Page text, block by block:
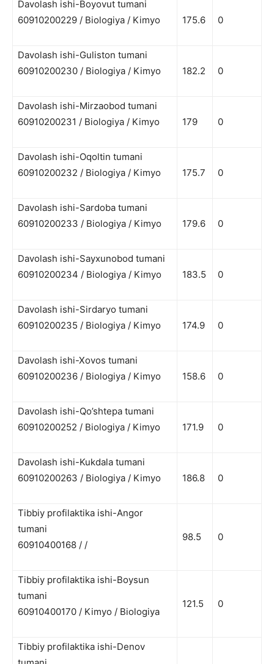
Davolash ishi-Boyovut tumani
60910200229 / Biologiya / Kimyo
175.6 0
Davolash ishi-Guliston tumani
60910200230 / Biologiya / Kimyo
182.2 0
Davolash ishi-Mirzaobod tumani
60910200231 / Biologiya / Kimyo
179 0
Davolash ishi-Oqoltin tumani
60910200232 / Biologiya / Kimyo
175.7 0
Davolash ishi-Sardoba tumani
60910200233 / Biologiya / Kimyo
179.6 0
Davolash ishi-Sayxunobod tumani
60910200234 / Biologiya / Kimyo
183.5 0
Davolash ishi-Sirdaryo tumani
60910200235 / Biologiya / Kimyo
174.9 0
Davolash ishi-Xovos tumani
60910200236 / Biologiya / Kimyo
158.6 0
Davolash ishi-Qo’shtepa tumani
60910200252 / Biologiya / Kimyo
171.9 0
Davolash ishi-Kukdala tumani
60910200263 / Biologiya / Kimyo
186.8 0
Tibbiy profilaktika ishi-Angor
tumani
60910400168 / /
98.5 0
Tibbiy profilaktika ishi-Boysun
tumani
60910400170 / Kimyo / Biologiya
121.5 0
Tibbiy profilaktika ishi-Denov